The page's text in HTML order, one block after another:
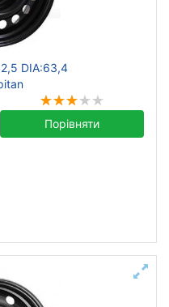
DIA:63,4
Порівняти
Підібрати